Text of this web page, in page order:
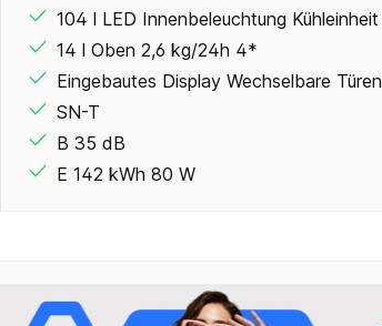
104 l LED Innenbeleuchtung Kühleinheit
14 l Oben 2,6 kg/24h 4*
Eingebautes Display Wechselbare Türen
SN-T
B 35 dB
E 142 kWh 80 W